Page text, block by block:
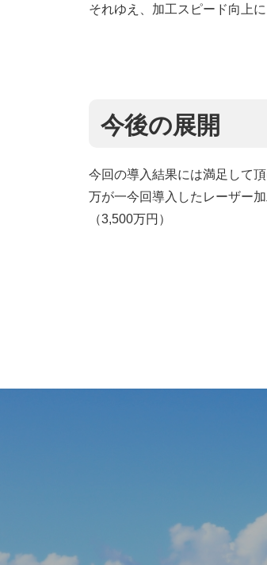
それゆえ、加工スピード向上
今後の展開
今回の導入結果には満足して頂
万が一今回導入したレーザー
（3,500万円）